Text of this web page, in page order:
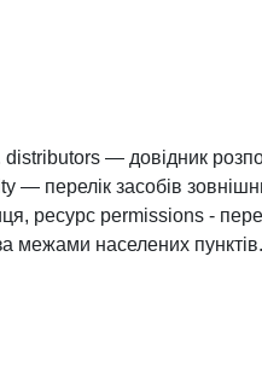
distributors — довідник
— перелік засобів
ресурс permissions -
межами населених пунктів.